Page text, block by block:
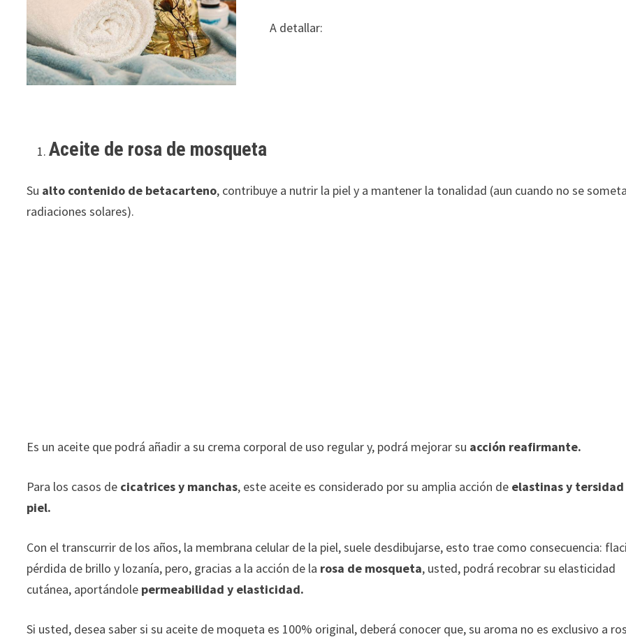
A detallar:
Aceite de rosa de mosqueta
Su alto contenido de betacarteno, contribuye a nutrir la piel y a mantener la tonalidad (aun cuando no se
radiaciones solares).
Es un aceite que podrá añadir a su crema corporal de uso regular y, podrá mejorar su acción reafirmante.
Para los casos de cicatrices y manchas, este aceite es considerado por su amplia acción de elastinas y tersidad
piel.
Con el transcurrir de los años, la membrana celular de la piel, suele desdibujarse, esto trae como consecuencia:
pérdida de brillo y lozanía, pero, gracias a la acción de la rosa de mosqueta, usted, podrá recobrar su elasticidad
cutánea, aportándole permeabilidad y elasticidad.
Si usted, desea saber si su aceite de moqueta es 100% original, deberá conocer que, su aroma no es exclusivo a